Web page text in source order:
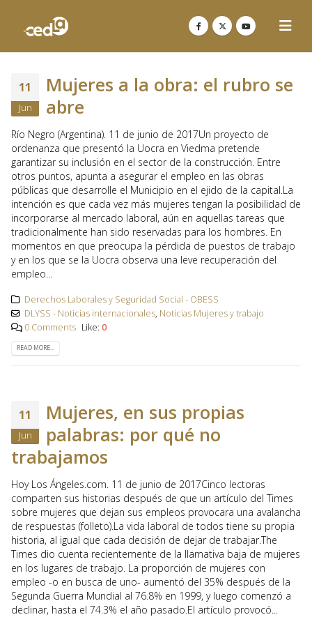
11
Jun
Mujeres a la obra: el rubro se
abre
Río Negro (Argentina). 11 de junio de 2017Un proyecto de
ordenanza que presentó la Uocra en Viedma pretende
garantizar su inclusión en el sector de la construcción. Entre
otros puntos, apunta a asegurar el empleo en las obras
públicas que desarrolle el Municipio en el ejido de la capital.La
intención es que cada vez más mujeres tengan la posibilidad de
incorporarse al mercado laboral, aún en aquellas tareas que
tradicionalmente han sido reservadas para los hombres. En
momentos en que preocupa la pérdida de puestos de trabajo
y en los que se la Uocra observa una leve recuperación del
empleo...
Derechos Laborales y Seguridad Social - OBESS
DLYSS - Noticias internacionales, Noticias Mujeres y trabajo
0 Comments Like: 0
READ MORE...
11
Jun
Mujeres, en sus propias
palabras: por qué no
trabajamos
Hoy Los Ángeles.com. 11 de junio de 2017Cinco lectoras
comparten sus historias después de que un artículo del Times
sobre mujeres que dejan sus empleos provocara una avalancha
de respuestas (folleto).La vida laboral de todos tiene su propia
historia, al igual que cada decisión de dejar de trabajar.The
Times dio cuenta recientemente de la llamativa baja de mujeres
en los lugares de trabajo. La proporción de mujeres con
empleo -o en busca de uno- aumentó del 35% después de la
Segunda Guerra Mundial al 76.8% en 1999, y luego comenzó a
declinar, hasta el 74.3% el año pasado.El artículo provocó...